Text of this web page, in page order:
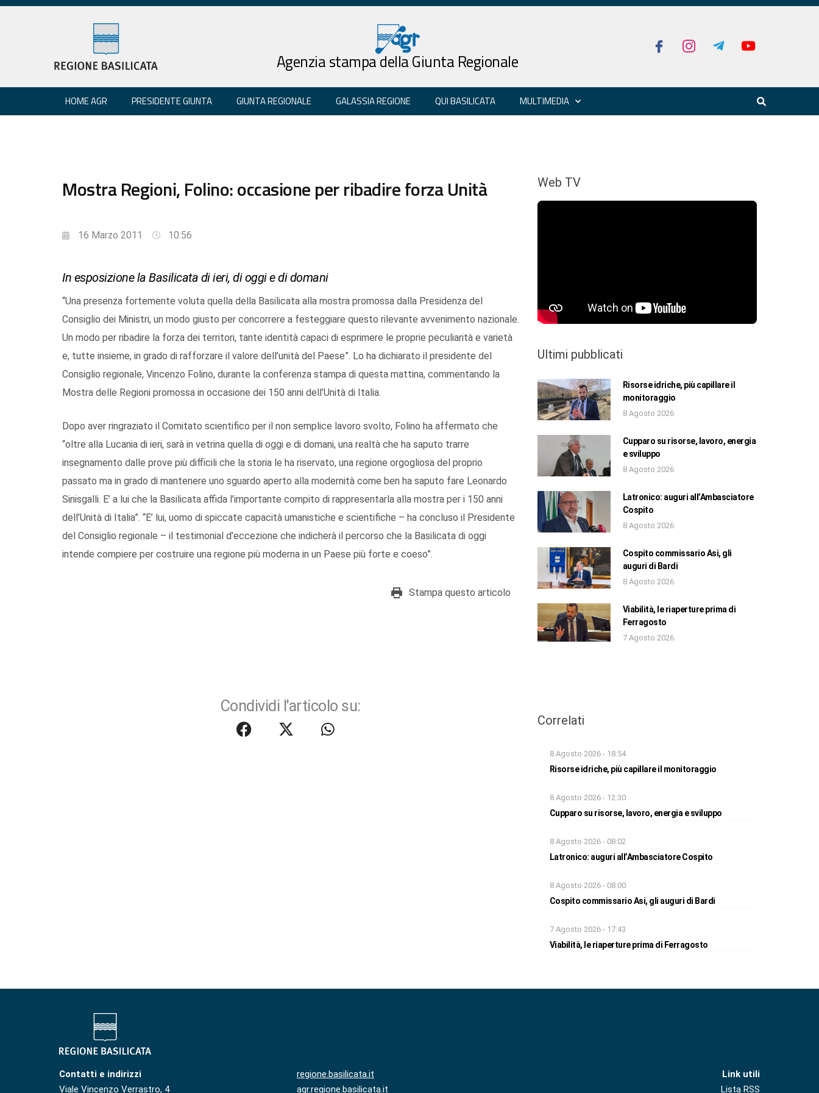
Agenzia stampa della Giunta Regionale
HOME AGR PRESIDENTE GIUNTA GIUNTA REGIONALE GALASSIA REGIONE QUI BASILICATA MULTIMEDIA
Mostra Regioni, Folino: occasione per ribadire forza Unità
16 Marzo 2011 10:56
In esposizione la Basilicata di ieri, di oggi e di domani
“Una presenza fortemente voluta quella della Basilicata alla mostra promossa dalla Presidenza del
Consiglio dei Ministri, un modo giusto per concorrere a festeggiare questo rilevante avvenimento nazionale.
Un modo per ribadire la forza dei territori, tante identità capaci di esprimere le proprie peculiarità e varietà
e, tutte insieme, in grado di rafforzare il valore dell’unità del Paese”. Lo ha dichiarato il presidente del
Consiglio regionale, Vincenzo Folino, durante la conferenza stampa di questa mattina, commentando la
Mostra delle Regioni promossa in occasione dei 150 anni dell’Unità di Italia.
Dopo aver ringraziato il Comitato scientifico per il non semplice lavoro svolto, Folino ha affermato che
“oltre alla Lucania di ieri, sarà in vetrina quella di oggi e di domani, una realtà che ha saputo trarre
insegnamento dalle prove più difficili che la storia le ha riservato, una regione orgogliosa del proprio
passato ma in grado di mantenere uno sguardo aperto alla modernità come ben ha saputo fare Leonardo
Sinisgalli. E’ a lui che la Basilicata affida l’importante compito di rappresentarla alla mostra per i 150 anni
dell’Unità di Italia”. “E’ lui, uomo di spiccate capacità umanistiche e scientifiche – ha concluso il Presidente
del Consiglio regionale – il testimonial d’eccezione che indicherà il percorso che la Basilicata di oggi
intende compiere per costruire una regione più moderna in un Paese più forte e coeso”.
Stampa questo articolo
Condividi l'articolo su:
Web TV
Ultimi pubblicati
Risorse idriche, più capillare il
monitoraggio
8 Agosto 2026
Cupparo su risorse, lavoro, energia
e sviluppo
8 Agosto 2026
Latronico: auguri all’Ambasciatore
Cospito
8 Agosto 2026
Cospito commissario Asi, gli
auguri di Bardi
8 Agosto 2026
Viabilità, le riaperture prima di
Ferragosto
7 Agosto 2026
Correlati
8 Agosto 2026 - 18:54
Risorse idriche, più capillare il monitoraggio
8 Agosto 2026 - 12:30
Cupparo su risorse, lavoro, energia e sviluppo
8 Agosto 2026 - 08:02
Latronico: auguri all’Ambasciatore Cospito
8 Agosto 2026 - 08:00
Cospito commissario Asi, gli auguri di Bardi
7 Agosto 2026 - 17:43
Viabilità, le riaperture prima di Ferragosto
Contatti e indirizzi
Viale Vincenzo Verrastro, 4
regione.basilicata.it
agr.regione.basilicata.it
Link utili
Lista RSS